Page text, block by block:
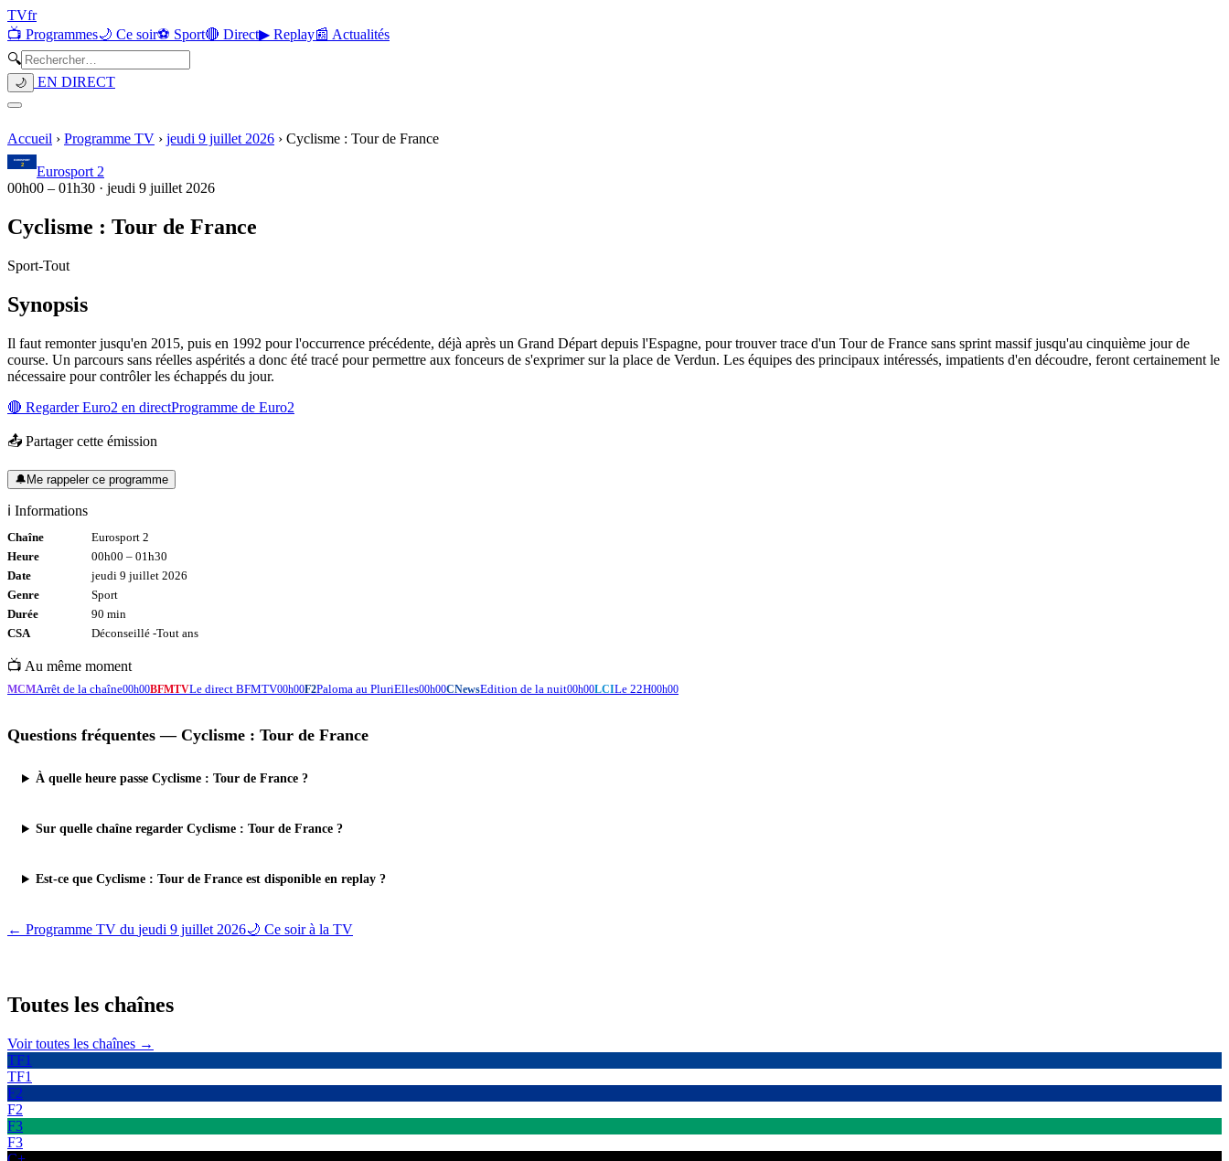
TVfr
📺 Programmes🌙 Ce soir⚽ Sport🔴 Direct▶ Replay📰 Actualités
🔍
🌙 EN DIRECT
Accueil › Programme TV › jeudi 9 juillet 2026 › Cyclisme : Tour de France
Eurosport 2
00h00 – 01h30 · jeudi 9 juillet 2026
Cyclisme : Tour de France
Sport-Tout
Synopsis
Il faut remonter jusqu'en 2015, puis en 1992 pour l'occurrence précédente, déjà après un Grand Départ depuis l'Espagne, pour trouver trace d'un Tour de France sans sprint massif jusqu'au cinquième jour de
course. Un parcours sans réelles aspérités a donc été tracé pour permettre aux fonceurs de s'exprimer sur la place de Verdun. Les équipes des principaux intéressés, impatients d'en découdre, feront certainement le
nécessaire pour contrôler les échappés du jour.
🔴 RegarderEuro2 en directProgramme de Euro2
📤 Partager cette émission
🔔Me rappeler ce programme
ℹ️ Informations
Chaîne
Eurosport 2
Heure
00h00 – 01h30
Date
jeudi 9 juillet 2026
Genre
Sport
Durée
90 min
CSA
Déconseillé -Tout ans
📺 Au même moment
MCMArrêt de la chaîne00h00BFMTVLe direct BFMTV00h00F2Paloma au PluriElles00h00CNewsEdition de la nuit00h00LCILe 22H00h00
Questions fréquentes — Cyclisme : Tour de France
À quelle heure passe Cyclisme : Tour de France ?
Sur quelle chaîne regarder Cyclisme : Tour de France ?
Est-ce que Cyclisme : Tour de France est disponible en replay ?
← Programme TV du jeudi 9 juillet 2026🌙 Ce soir à la TV
Toutes les chaînes
Voir toutes les chaînes →
TF1
TF1
F2
F2
F3
F3